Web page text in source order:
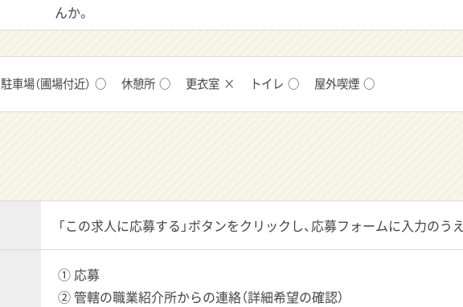
んか。
駐車場（圃場付近） ○ 休憩所 ○ 更衣室 × トイレ ○ 屋外喫煙 ○
「この求人に応募する」ボタンをクリックし、応募フォームに入力のう
① 応募
② 管轄の職業紹介所からの連絡（詳細希望の確認）